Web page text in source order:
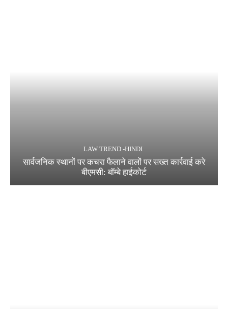
LAW TREND -HINDI
सार्वजनिक स्थानों पर कचरा फैलाने वालों पर सख्त कार्रवाई करे
बीएमसी: बॉम्बे हाईकोर्ट